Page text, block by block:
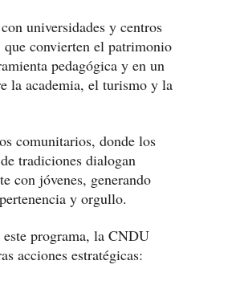
universidades y centros
que convierten el patrimonio
pedagógica y en un
la academia, el turismo y la
comunitarios, donde los
tradiciones dialogan
con jóvenes, generando
y orgullo.
este programa, la CNDU
acciones estratégicas: